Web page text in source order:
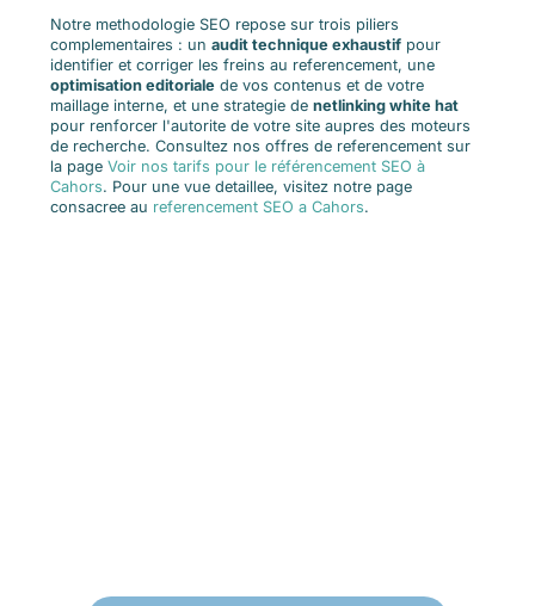
Notre methodologie SEO repose sur trois piliers
complementaires : unaudit technique exhaustif pour
identifier et corriger les freins au referencement, une
optimisation editoriale de vos contenus et de votre
maillage interne, et une strategie denetlinking white hat
pour renforcer l'autorite de votre site aupres des moteurs
de recherche. Consultez nos offres de referencement sur
la pageVoir nos tarifs pour le référencement SEO à
Cahors. Pour une vue detaillee, visitez notre page
consacree au referencement SEO a Cahors.